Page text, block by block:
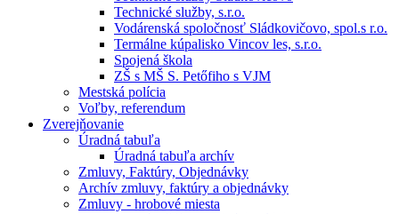
Technické služby, s.r.o.
Vodárenská spoločnosť Sládkovičovo, spol.s r.o.
Termálne kúpalisko Vincov les, s.r.o.
Spojená škola
ZŠ s MŠ S. Petőfiho s VJM
Mestská polícia
Voľby, referendum
Zverejňovanie
Úradná tabuľa
Úradná tabuľa archív
Zmluvy, Faktúry, Objednávky
Archív zmluvy, faktúry a objednávky
Zmluvy - hrobové miesta